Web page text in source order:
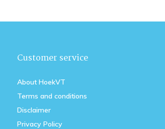
Customer service
About HoekVT
Terms and conditions
Disclaimer
Privacy Policy